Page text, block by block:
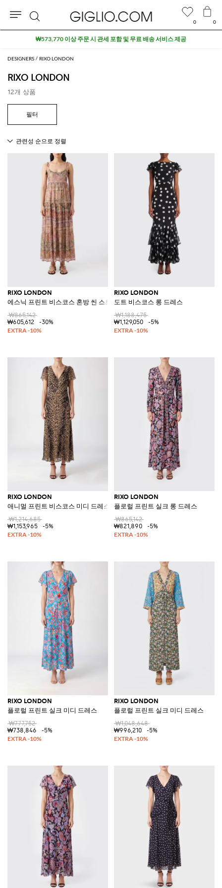
DESIGNERS RIXO LONDON
RIXO LONDON
12개 상품
RIXO LONDON
에스닉 프린트 비스코스 혼방 씬 스트랩 미디 드레스
₩865,142
₩605,612
-30%
RIXO LONDON
도트 비스코스 롱 드레스
₩1,188,475
₩1,129,050
-5%
RIXO LONDON
애니멀 프린트 비스코스 미디 드레스
₩1,214,685
₩1,153,965
-5%
RIXO LONDON
플로럴 프린트 실크 롱 드레스
₩865,142
₩821,890
-5%
RIXO LONDON
플로럴 프린트 실크 미디 드레스
₩777,752
₩738,846
-5%
RIXO LONDON
플로럴 프린트 실크 미디 드레스
₩1,048,648
₩996,210
-5%
0 0
검
색
₩573,770 이상 주문 시 관세 포함 및 무료 배송 서비스 제공